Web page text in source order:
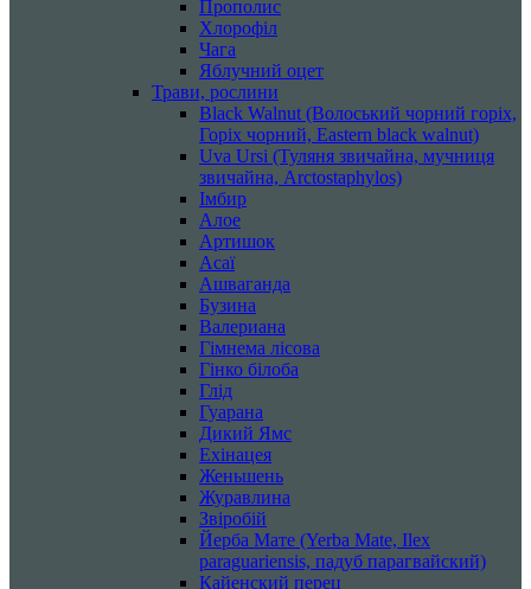
Прополис
Хлорофіл
Чага
Яблучний оцет
Трави, рослини
Black Walnut (Волоський чорний горіх,
Горіх чорний, Eastern black walnut)
Uva Ursi (Туляня звичайна, мучниця
звичайна, Arctostaphylos)
Імбир
Алое
Артишок
Асаї
Ашваганда
Бузина
Валериана
Гімнема лісова
Гінко білоба
Глід
Гуарана
Дикий Ямс
Ехінацея
Женьшень
Журавлина
Звіробій
Йерба Мате (Yerba Mate, Ilex
paraguariensis, падуб парагвайский)
Кайенский перец